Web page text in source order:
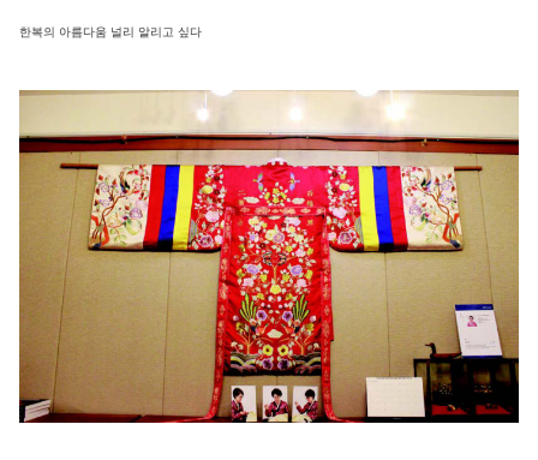
한복의 아름다움 널리 알리고 싶다